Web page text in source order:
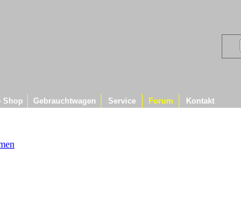
Shop Gebrauchtwagen Service Forum Kontakt